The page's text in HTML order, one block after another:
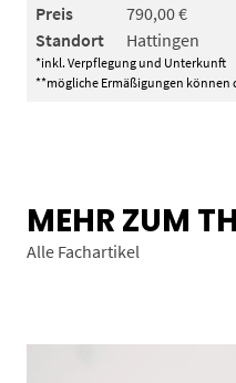
Preis
790,00 €
Standort
Hattingen
*inkl. Verpflegung und Unterkunft
**mögliche Ermäßigungen können
MEHR ZUM
Alle Fachartikel